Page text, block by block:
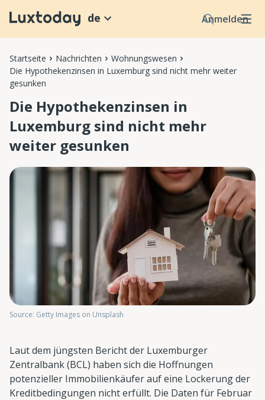
Anmelden
de
Startseite Nachrichten
Wohnungswesen
Die Hypothekenzinsen in Luxemburg sind nicht mehr weiter
gesunken
Die Hypothekenzinsen in
Luxemburg sind nicht mehr
weiter gesunken
Source: Getty Images on Unsplash
Laut dem jüngsten Bericht der Luxemburger
Zentralbank (BCL) haben sich die Hoffnungen
potenzieller Immobilienkäufer auf eine Lockerung der
Kreditbedingungen nicht erfüllt. Die Daten für Februar